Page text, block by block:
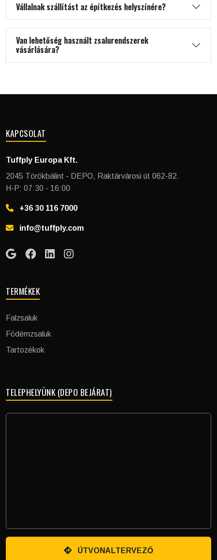
Vállalnak szállítást az építkezés helyszínére?
Van lehetőség használt zsalurendszerek
vásárlására?
KAPCSOLAT
Tuffply Europa Kft.
2045 Törökbálint - DEPO, Raktárvárosi út 062-82.
H-P: 07:30 - 16:00
+36 30 116 7000
info@tuffply.com
TERMÉKEK
Falzsaluk
Födémzsaluk
Tartozékok
TELEPHELYÜNK (DEPO BEJÁRAT)
ÚTVONALTERVEZŐ